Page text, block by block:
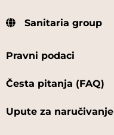
Sanitaria group
Pravni podaci
Česta pitanja (FAQ)
Upute za naručivanje